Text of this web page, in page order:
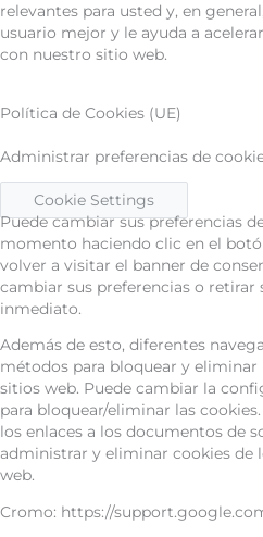
relevantes para usted y, en
usuario mejor y le ayuda a
con nuestro sitio web.
Política de Cookies (UE)
Administrar preferencias de
Cookie Settings
Puede cambiar sus preferencias
momento haciendo clic en el
volver a visitar el banner de
cambiar sus preferencias o
inmediato.
Además de esto, diferentes
métodos para bloquear y
sitios web. Puede cambiar la
para bloquear/eliminar las
los enlaces a los documentos de
administrar y eliminar cookies de
web.
Cromo: https://